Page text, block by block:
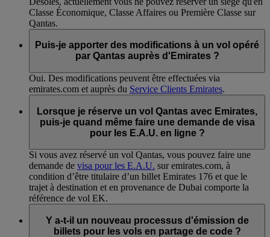
Classe Économique, Classe Affaires ou Première Classe sur
Qantas.
Puis-je apporter des modifications à un vol opéré
par Qantas auprès d'Emirates ?
Oui. Des modifications peuvent être effectuées via
emirates.com et auprès du Service Clients Emirates.
Lorsque je réserve un vol Qantas avec Emirates,
puis-je quand même faire une demande de visa
pour les E.A.U. en ligne ?
Si vous avez réservé un vol Qantas, vous pouvez faire une
demande de visa pour les E.A.U. sur emirates.com, à
condition d’être titulaire d’un billet Emirates 176 et que le
trajet à destination et en provenance de Dubai comporte la
référence de vol EK.
Y a-t-il un nouveau processus d'émission de
billets pour les vols en partage de code ?